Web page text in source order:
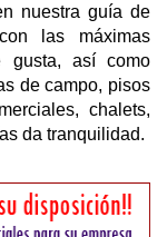
nuestra guía de
las máximas
gusta, así como
de campo, pisos
chalets,
da tranquilidad.